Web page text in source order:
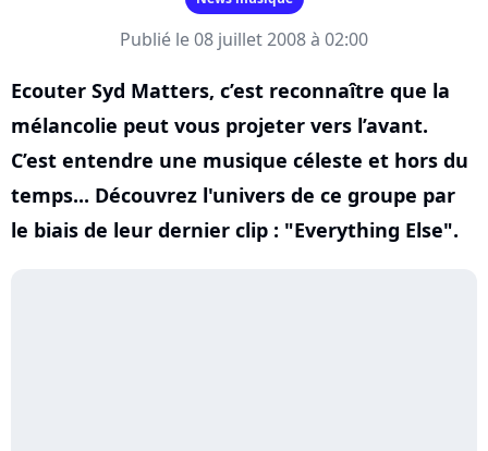
Publié le 08 juillet 2008 à 02:00
Ecouter Syd Matters, c’est reconnaître que la
mélancolie peut vous projeter vers l’avant.
C’est entendre une musique céleste et hors du
temps... Découvrez l'univers de ce groupe par
le biais de leur dernier clip : "Everything Else".